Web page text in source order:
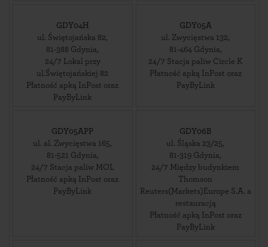
GDY04H
ul. Świętojańska 82,
81-388 Gdynia,
24/7 Lokal przy
ul.Świętojańskiej 82
Płatność apką InPost oraz
PayByLink
GDY05A
ul. Zwycięstwa 132,
81-464 Gdynia,
24/7 Stacja paliw Circle K
Płatność apką InPost oraz
PayByLink
GDY05APP
ul. al. Zwycięstwa 165,
81-521 Gdynia,
24/7 Stacja paliw MOL
Płatność apką InPost oraz
PayByLink
GDY06B
ul. Śląska 23/25,
81-319 Gdynia,
24/7 Między budynkiem
Thomson
Reuters(Markets)Europe S.A. a
restauracją
Płatność apką InPost oraz
PayByLink